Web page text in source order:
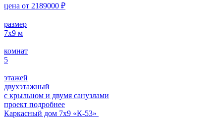
цена от 2189000 ₽
размер
7х9 м
комнат
5
этажей
двухэтажный
с крыльцом и двумя санузлами
проект подробнее
Каркасный дом 7х9 «К-53»